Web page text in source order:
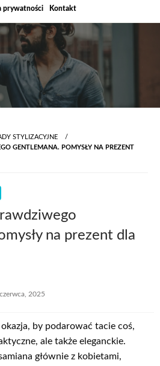
prywatności Kontakt
STYLIZACYJNE
GENTLEMANA. POMYSŁY NA PREZENT
na prezent dla
2025
by podarować tacie coś,
ale także eleganckie.
głównie z kobietami,